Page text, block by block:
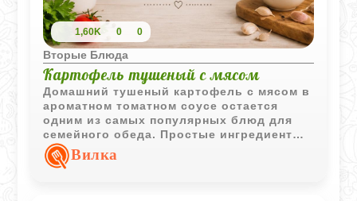
1,60K 0 0
Вторые Блюда
Картофель тушеный с мясом
Домашний тушеный картофель с мясом в
ароматном томатном соусе остается
одним из самых популярных блюд для
семейного обеда. Простые ингредиенты
создают насыщенный и
сбалансированный вкус.
Вилка